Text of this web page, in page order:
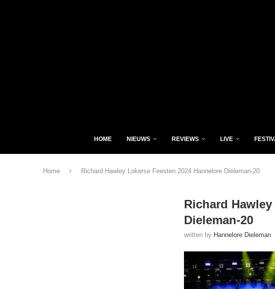
HOME NIEUWS REVIEWS LIVE
Home Richard Hawley Lokerse Feesten 2024 Hannelore Dieleman-20
Richard
Dieleman-20
written by Hannelore Dieleman